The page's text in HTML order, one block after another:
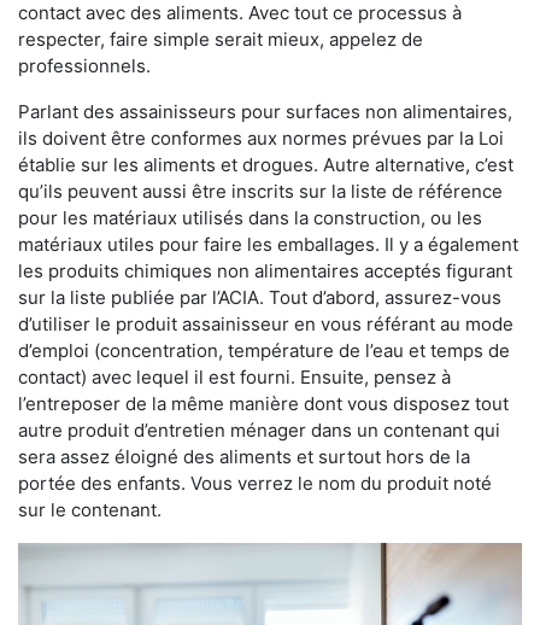
contact avec des aliments. Avec tout ce processus à
respecter, faire simple serait mieux, appelez de
professionnels.
Parlant des assainisseurs pour surfaces non alimentaires,
ils doivent être conformes aux normes prévues par la Loi
établie sur les aliments et drogues. Autre alternative, c’est
qu’ils peuvent aussi être inscrits sur la liste de référence
pour les matériaux utilisés dans la construction, ou les
matériaux utiles pour faire les emballages. Il y a également
les produits chimiques non alimentaires acceptés figurant
sur la liste publiée par l’ACIA. Tout d’abord, assurez-vous
d’utiliser le produit assainisseur en vous référant au mode
d’emploi (concentration, température de l’eau et temps de
contact) avec lequel il est fourni. Ensuite, pensez à
l’entreposer de la même manière dont vous disposez tout
autre produit d’entretien ménager dans un contenant qui
sera assez éloigné des aliments et surtout hors de la
portée des enfants. Vous verrez le nom du produit noté
sur le contenant.